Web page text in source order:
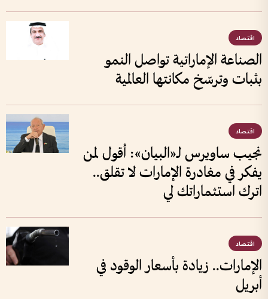
اقتصاد
الصناعة الإماراتية تواصل النمو
بثبات وترسّخ مكانتها العالمية
اقتصاد
نجيب ساويرس لـ«البيان»: أقول لمن
يفكر في مغادرة الإمارات لا تقلق..
اترك استثماراتك لي
اقتصاد
الإمارات.. زيادة بأسعار الوقود في
أبريل